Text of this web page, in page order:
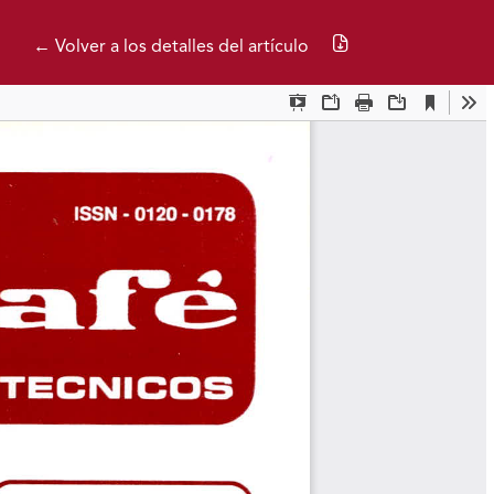
← Volver a los detalles del artículo Descargar PDF